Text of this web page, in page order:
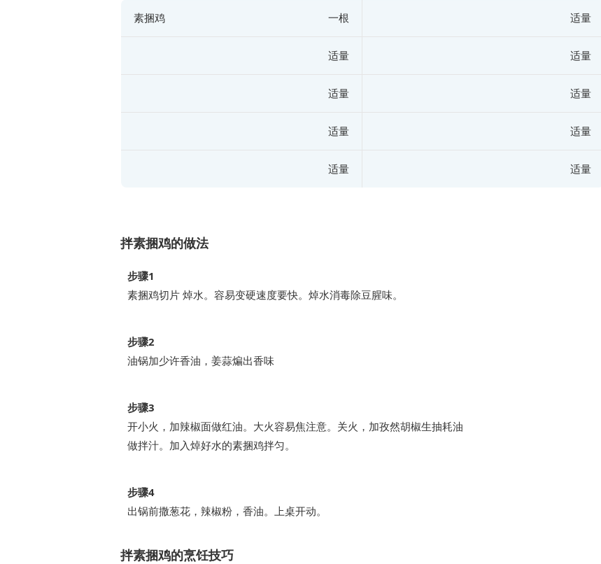
素捆鸡 一根 适量
适量 适量
适量 适量
适量 适量
适量 适量
拌素捆鸡的做法
步骤1
素捆鸡切片 焯水。容易变硬速度要快。焯水消毒除豆腥味。
步骤2
油锅加少许香油，姜蒜煸出香味
步骤3
开小火，加辣椒面做红油。大火容易焦注意。关火，加孜然胡椒生抽耗油
做拌汁。加入焯好水的素捆鸡拌匀。
步骤4
出锅前撒葱花，辣椒粉，香油。上桌开动。
拌素捆鸡的烹饪技巧